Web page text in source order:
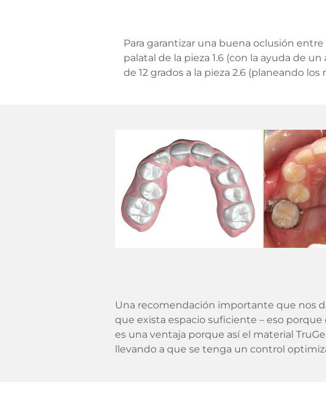
Para garantizar una buena oclusión
palatal de la pieza 1.6 (con la ayuda de
de 12 grados a la pieza 2.6 (planeando
Una recomendación importante que nos
que exista espacio suficiente – eso
es una ventaja porque así el material
llevando a que se tenga un control